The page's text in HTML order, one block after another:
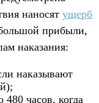
наносят ущерб
прибыли,
наказания:
наказывают
480 часов, когда